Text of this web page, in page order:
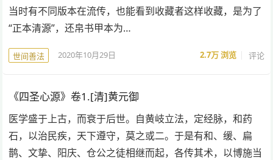
当时有不同版本在流传，也能看到收藏者这样收藏，是为了
“正本清源”，还帛书甲本为…
世间善法 2020年10月29日 2.7万浏览 评论
《四圣心源》卷1.[清]黄元御
医学盛于上古，而衰于后世。自黄岐立法，定经脉，和药
石，以治民疾，天下遵守，莫之或二。于是有和、缓、扁
鹊、文挚、阳庆、仓公之徒相继而起，各传其术，以博施当